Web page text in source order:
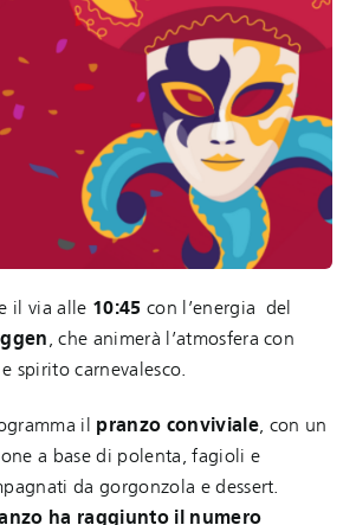
il via alle 10:45 con l’energia del
, che animerà l’atmosfera con
spirito carnevalesco.
il pranzo conviviale, con un
a base di polenta, fagioli e
da gorgonzola e dessert.
ha raggiunto il numero